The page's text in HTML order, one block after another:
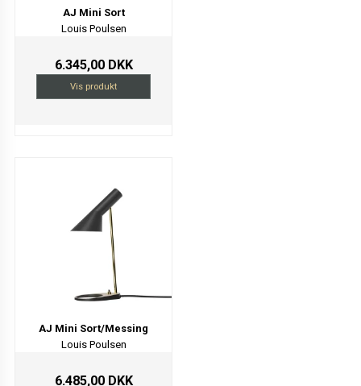
AJ Mini Sort
Louis Poulsen
6.345,00 DKK
Vis produkt
AJ Mini Sort/Messing
Louis Poulsen
6.485,00 DKK